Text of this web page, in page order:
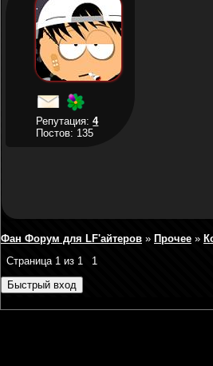
Репутация:4
Постов: 135
Фан Форум для LF'айтеров » Прочее »
Страница 1 из 1 1